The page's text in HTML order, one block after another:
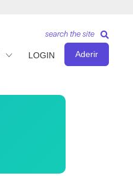
LOGIN Aderir
search the site